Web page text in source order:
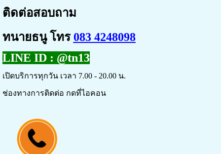
ติดต่อสอบถาม
ทนายธนู โทร 083 4248098
LINE ID : @tn13
เปิดบริการทุกวัน เวลา 7.00 - 20.00 น.
ช่องทางการติดต่อ กดที่ไอคอน